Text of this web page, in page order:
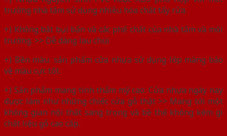
trường nhà tắm sử dụng nhiều hóa chất tẩy rửa.
+) Không bắt bụi bẩn và các phế chất của nhà tắm và môi
trường. >> Dễ dàng lau chùi
+) Bền màu: sản phẩm cửa nhựa sử dụng lớp màng bảo
vệ màu cực tốt.
+) Sản phẩm mang tính thẩm mỹ cao: Cửa nhựa ngày nay
được làm như những chiếc cửa gỗ thật >> Mang tới một
không gian nội thất sang trọng và bề thế không kém gì
chất liệu gỗ cao cấp.